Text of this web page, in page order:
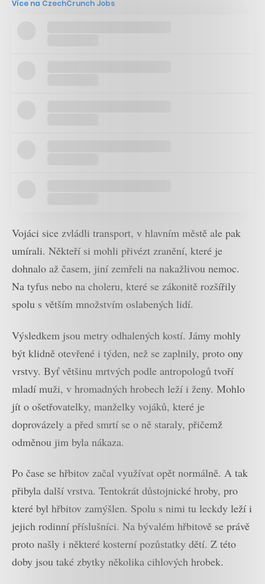
Více na CzechCrunch Jobs
Vojáci sice zvládli transport, v hlavním městě ale pak
umírali. Někteří si mohli přivézt zranění, které je
dohnalo až časem, jiní zemřeli na nakažlivou nemoc.
Na tyfus nebo na choleru, které se zákonitě rozšířily
spolu s větším množstvím oslabených lidí.
Výsledkem jsou metry odhalených kostí. Jámy mohly
být klidně otevřené i týden, než se zaplnily, proto ony
vrstvy. Byť většinu mrtvých podle antropologů tvoří
mladí muži, v hromadných hrobech leží i ženy. Mohlo
jít o ošetřovatelky, manželky vojáků, které je
doprovázely a před smrtí se o ně staraly, přičemž
odměnou jim byla nákaza.
Po čase se hřbitov začal využívat opět normálně. A tak
přibyla další vrstva. Tentokrát důstojnické hroby, pro
které byl hřbitov zamýšlen. Spolu s nimi tu leckdy leží i
jejich rodinní příslušníci. Na bývalém hřbitově se právě
proto našly i některé kosterní pozůstatky dětí. Z této
doby jsou také zbytky několika cihlových hrobek.